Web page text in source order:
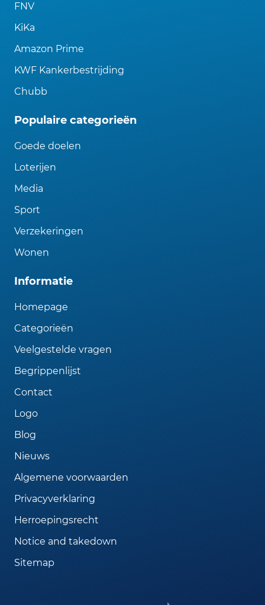
FNV
KiKa
Amazon Prime
KWF Kankerbestrijding
Chubb
Populaire categorieën
Goede doelen
Loterijen
Media
Sport
Verzekeringen
Wonen
Informatie
Homepage
Categorieën
Veelgestelde vragen
Begrippenlijst
Contact
Logo
Blog
Nieuws
Algemene voorwaarden
Privacyverklaring
Herroepingsrecht
Notice and takedown
Sitemap